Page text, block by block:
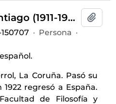
Montero Diaz, Santiago (1911-1985)
· Persona ·
La Coruña. Pasó su
regresó a España.
de Filosofía y